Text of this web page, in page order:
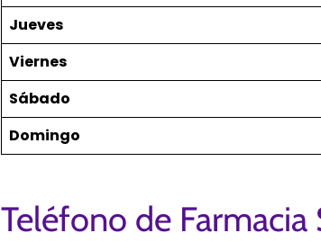
Jueves
Viernes
Sábado
Domingo
Teléfono de Farmacia